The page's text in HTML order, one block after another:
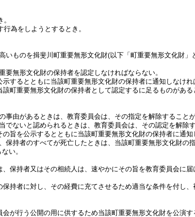
為をしようとするとき。
いものを揖斐川町重要無形文化財(以下「町重要無形文化財」
無形文化財の保持者を認定しなければならない。
するとともに当該町重要無形文化財の保持者に通知しなけれ
町重要無形文化財の保持者として認定するに足るものがあ
由があるときは、教育委員会は、その指定を解除することが
ないと認められるときは、教育委員会は、その認定を解除す
旨を公示するとともに当該町重要無形文化財の保持者に通知
持者のすべてが死亡したときは、当該町重要無形文化財の
い。
保持者又はその相続人は、速やかにその旨を教育委員会に届
持者に対し、その経費に充てさせるため適当な条件を付し
が行う公開の用に供するため当該町重要無形文化財を公演